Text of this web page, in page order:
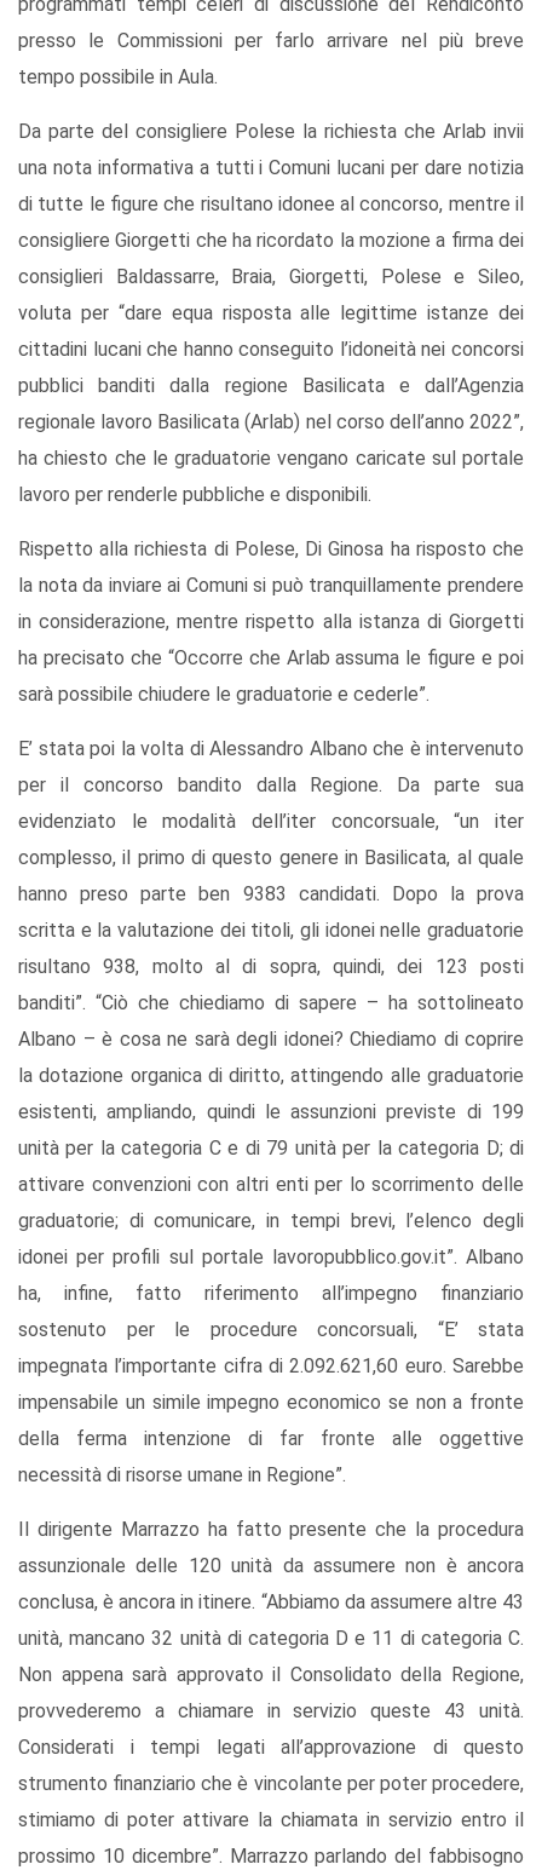
programmati tempi celeri di discussione del Rendiconto
presso le Commissioni per farlo arrivare nel più breve
tempo possibile in Aula.
Da parte del consigliere Polese la richiesta che Arlab invii
una nota informativa a tutti i Comuni lucani per dare notizia
di tutte le figure che risultano idonee al concorso, mentre il
consigliere Giorgetti che ha ricordato la mozione a firma dei
consiglieri Baldassarre, Braia, Giorgetti, Polese e Sileo,
voluta per “dare equa risposta alle legittime istanze dei
cittadini lucani che hanno conseguito l’idoneità nei concorsi
pubblici banditi dalla regione Basilicata e dall’Agenzia
regionale lavoro Basilicata (Arlab) nel corso dell’anno 2022”,
ha chiesto che le graduatorie vengano caricate sul portale
lavoro per renderle pubbliche e disponibili.
Rispetto alla richiesta di Polese, Di Ginosa ha risposto che
la nota da inviare ai Comuni si può tranquillamente prendere
in considerazione, mentre rispetto alla istanza di Giorgetti
ha precisato che “Occorre che Arlab assuma le figure e poi
sarà possibile chiudere le graduatorie e cederle”.
E’ stata poi la volta di Alessandro Albano che è intervenuto
per il concorso bandito dalla Regione. Da parte sua
evidenziato le modalità dell’iter concorsuale, “un iter
complesso, il primo di questo genere in Basilicata, al quale
hanno preso parte ben 9383 candidati. Dopo la prova
scritta e la valutazione dei titoli, gli idonei nelle graduatorie
risultano 938, molto al di sopra, quindi, dei 123 posti
banditi”. “Ciò che chiediamo di sapere – ha sottolineato
Albano – è cosa ne sarà degli idonei? Chiediamo di coprire
la dotazione organica di diritto, attingendo alle graduatorie
esistenti, ampliando, quindi le assunzioni previste di 199
unità per la categoria C e di 79 unità per la categoria D; di
attivare convenzioni con altri enti per lo scorrimento delle
graduatorie; di comunicare, in tempi brevi, l’elenco degli
idonei per profili sul portale lavoropubblico.gov.it”. Albano
ha, infine, fatto riferimento all’impegno finanziario
sostenuto per le procedure concorsuali, “E’ stata
impegnata l’importante cifra di 2.092.621,60 euro. Sarebbe
impensabile un simile impegno economico se non a fronte
della ferma intenzione di far fronte alle oggettive
necessità di risorse umane in Regione”.
Il dirigente Marrazzo ha fatto presente che la procedura
assunzionale delle 120 unità da assumere non è ancora
conclusa, è ancora in itinere. “Abbiamo da assumere altre 43
unità, mancano 32 unità di categoria D e 11 di categoria C.
Non appena sarà approvato il Consolidato della Regione,
provvederemo a chiamare in servizio queste 43 unità.
Considerati i tempi legati all’approvazione di questo
strumento finanziario che è vincolante per poter procedere,
stimiamo di poter attivare la chiamata in servizio entro il
prossimo 10 dicembre”. Marrazzo parlando del fabbisogno